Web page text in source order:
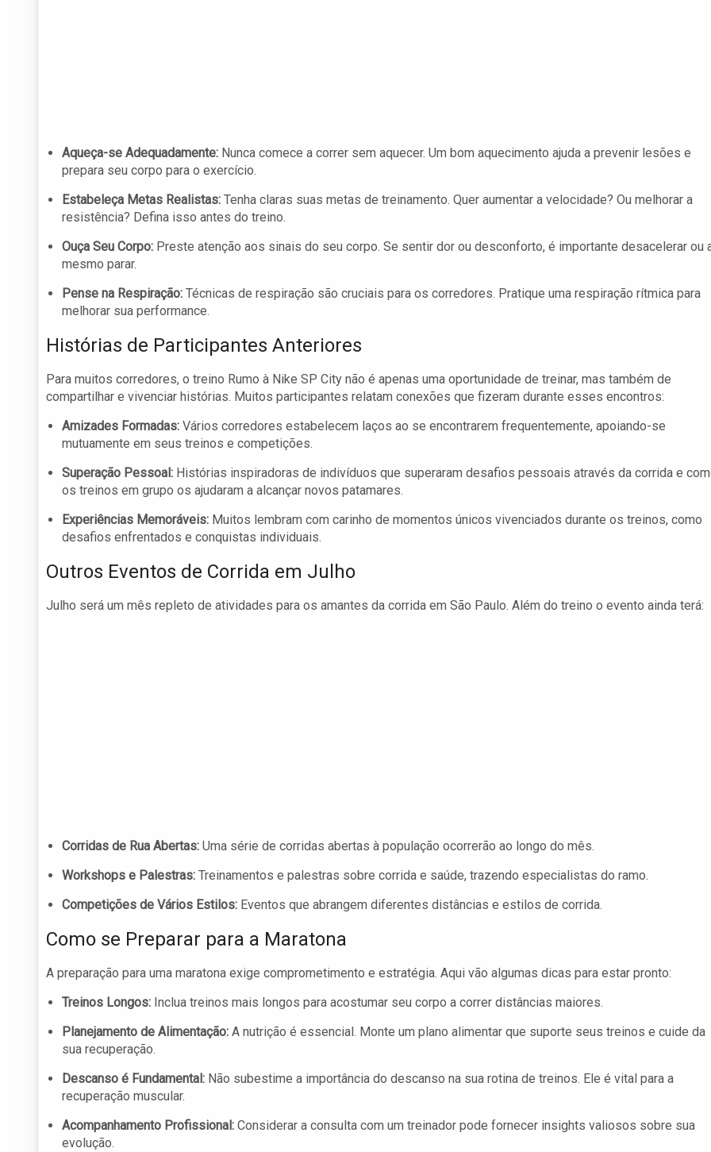
Aqueça-se Adequadamente: Nunca comece a correr sem aquecer. Um bom aquecimento ajuda a prevenir lesões e
prepara seu corpo para o exercício.
Estabeleça Metas Realistas: Tenha claras suas metas de treinamento. Quer aumentar a velocidade? Ou melhorar a
resistência? Defina isso antes do treino.
Ouça Seu Corpo: Preste atenção aos sinais do seu corpo. Se sentir dor ou desconforto, é importante desacelerar ou
mesmo parar.
Pense na Respiração: Técnicas de respiração são cruciais para os corredores. Pratique uma respiração rítmica para
melhorar sua performance.
Histórias de Participantes Anteriores
Para muitos corredores, o treino Rumo à Nike SP City não é apenas uma oportunidade de treinar, mas também de
compartilhar e vivenciar histórias. Muitos participantes relatam conexões que fizeram durante esses encontros:
Amizades Formadas: Vários corredores estabelecem laços ao se encontrarem frequentemente, apoiando-se
mutuamente em seus treinos e competições.
Superação Pessoal: Histórias inspiradoras de indivíduos que superaram desafios pessoais através da corrida e
os treinos em grupo os ajudaram a alcançar novos patamares.
Experiências Memoráveis: Muitos lembram com carinho de momentos únicos vivenciados durante os treinos, como
desafios enfrentados e conquistas individuais.
Outros Eventos de Corrida em Julho
Julho será um mês repleto de atividades para os amantes da corrida em São Paulo. Além do treino o evento ainda terá:
Corridas de Rua Abertas: Uma série de corridas abertas à população ocorrerão ao longo do mês.
Workshops e Palestras: Treinamentos e palestras sobre corrida e saúde, trazendo especialistas do ramo.
Competições de Vários Estilos: Eventos que abrangem diferentes distâncias e estilos de corrida.
Como se Preparar para a Maratona
A preparação para uma maratona exige comprometimento e estratégia. Aqui vão algumas dicas para estar pronto:
Treinos Longos: Inclua treinos mais longos para acostumar seu corpo a correr distâncias maiores.
Planejamento de Alimentação: A nutrição é essencial. Monte um plano alimentar que suporte seus treinos e cuide da
sua recuperação.
Descanso é Fundamental: Não subestime a importância do descanso na sua rotina de treinos. Ele é vital para a
recuperação muscular.
Acompanhamento Profissional: Considerar a consulta com um treinador pode fornecer insights valiosos sobre sua
evolução.